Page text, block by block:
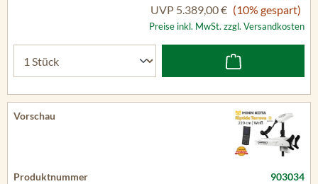
UVP 5.389,00 € (10% gespart)
Preise inkl. MwSt. zzgl. Versandkosten
903034